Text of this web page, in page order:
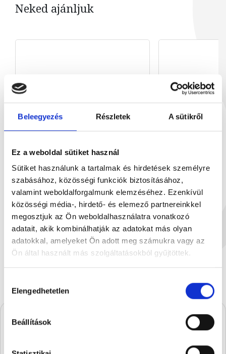
Beleegyezés Részletek A sütikről
Ez a weboldal sütiket használ
Sütiket használunk a tartalmak és hirdetések személyre
szabásához, közösségi funkciók biztosításához,
valamint weboldalforgalmunk elemzéséhez. Ezenkívül
közösségi média-, hirdető- és elemező partnereinkkel
megosztjuk az Ön weboldalhasználatra vonatkozó
adatait, akik kombinálhatják az adatokat más olyan
adatokkal, amelyeket Ön adott meg számukra vagy az
Ön által használt más szolgáltatásokból gyűjtöttek.
kiválasztása
Elengedhetetlen
Beállítások
Neked ajánljuk
Tejcsokoládé Budapest Parl...
90 g
2 499 Ft
Karamellizált